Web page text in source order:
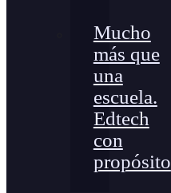
Mucho
más que
una
escuela.
Edtech
con
propósito